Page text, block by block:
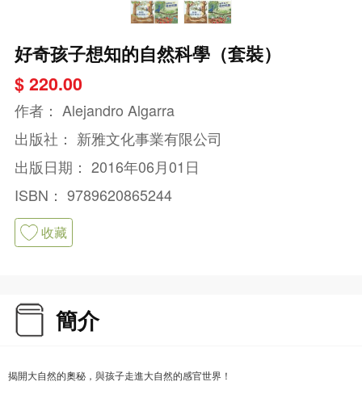
好奇孩子想知的自然科學（套裝）
$ 220.00
作者： Alejandro Algarra
出版社： 新雅文化事業有限公司
出版日期： 2016年06月01日
ISBN： 9789620865244
收藏
簡介
揭開大自然的奧秘，與孩子走進大自然的感官世界！